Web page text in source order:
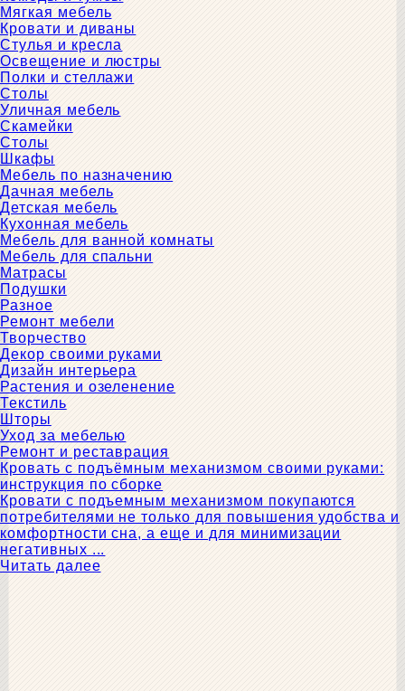
Мягкая мебель
Кровати и диваны
Стулья и кресла
Освещение и люстры
Полки и стеллажи
Столы
Уличная мебель
Скамейки
Столы
Шкафы
Мебель по назначению
Дачная мебель
Детская мебель
Кухонная мебель
Мебель для ванной комнаты
Мебель для спальни
Матрасы
Подушки
Разное
Ремонт мебели
Творчество
Декор своими руками
Дизайн интерьера
Растения и озеленение
Текстиль
Шторы
Уход за мебелью
Ремонт и реставрация
Кровать с подъёмным механизмом своими руками:
инструкция по сборке
Кровати с подъемным механизмом покупаются
потребителями не только для повышения удобства и
комфортности сна, а еще и для минимизации
негативных ...
Читать далее